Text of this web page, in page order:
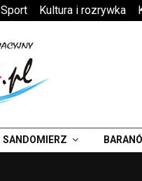
Sport Kultura i rozrywka
SANDOMIERZ